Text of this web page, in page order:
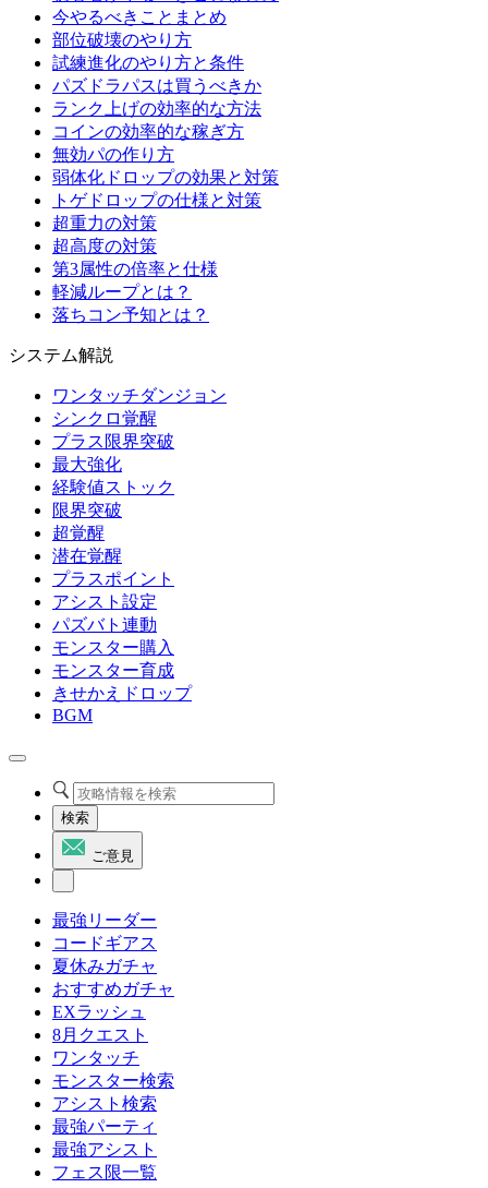
今やるべきことまとめ
部位破壊のやり方
試練進化のやり方と条件
パズドラパスは買うべきか
ランク上げの効率的な方法
コインの効率的な稼ぎ方
無効パの作り方
弱体化ドロップの効果と対策
トゲドロップの仕様と対策
超重力の対策
超高度の対策
第3属性の倍率と仕様
軽減ループとは？
落ちコン予知とは？
システム解説
ワンタッチダンジョン
シンクロ覚醒
プラス限界突破
最大強化
経験値ストック
限界突破
超覚醒
潜在覚醒
プラスポイント
アシスト設定
パズバト連動
モンスター購入
モンスター育成
きせかえドロップ
BGM
検索
ご意見
最強リーダー
コードギアス
夏休みガチャ
おすすめガチャ
EXラッシュ
8月クエスト
ワンタッチ
モンスター検索
アシスト検索
最強パーティ
最強アシスト
フェス限一覧